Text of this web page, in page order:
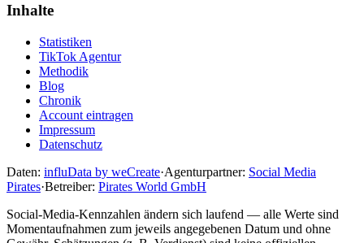
Inhalte
Statistiken
TikTok Agentur
Methodik
Blog
Chronik
Account eintragen
Impressum
Datenschutz
Daten: influData by weCreate·Agenturpartner: Social Media
Pirates·Betreiber: Pirates World GmbH
Social-Media-Kennzahlen ändern sich laufend — alle Werte sind
Momentaufnahmen zum jeweils angegebenen Datum und ohne